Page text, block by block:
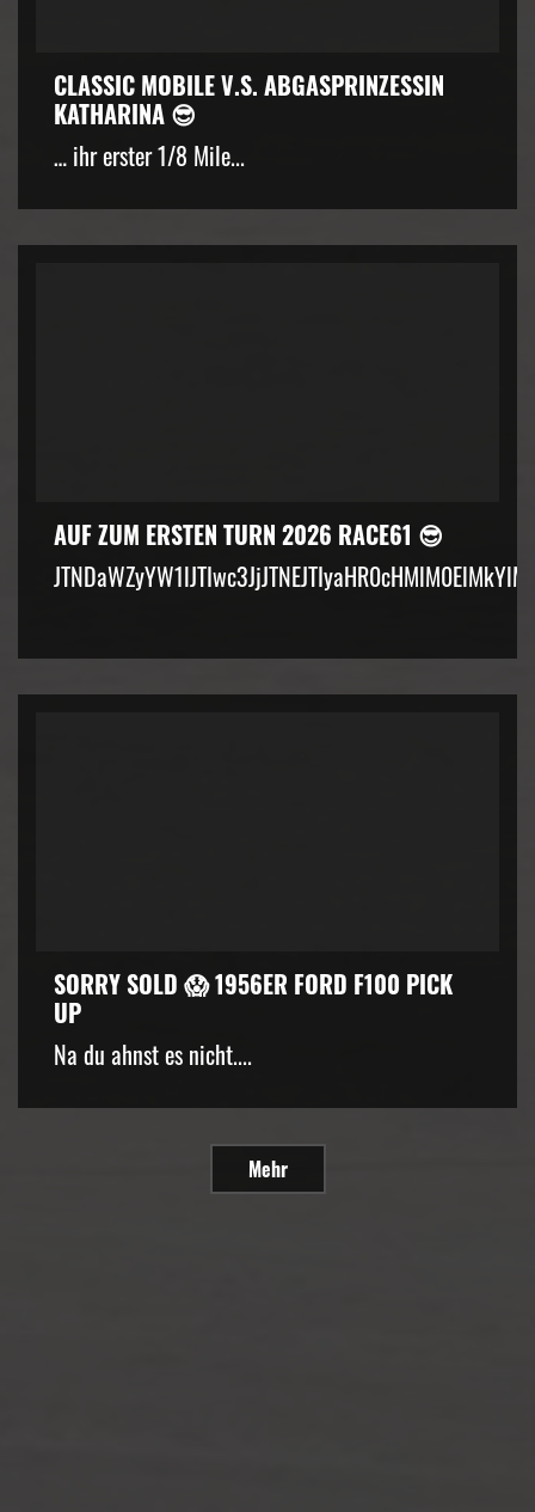
CLASSIC MOBILE V.S. ABGASPRINZESSIN
KATHARINA 😎
… ihr erster 1/8 Mile...
AUF ZUM ERSTEN TURN 2026 RACE61 😎
SORRY SOLD 😱 1956ER FORD F100 PICK
UP
Na du ahnst es nicht....
Mehr